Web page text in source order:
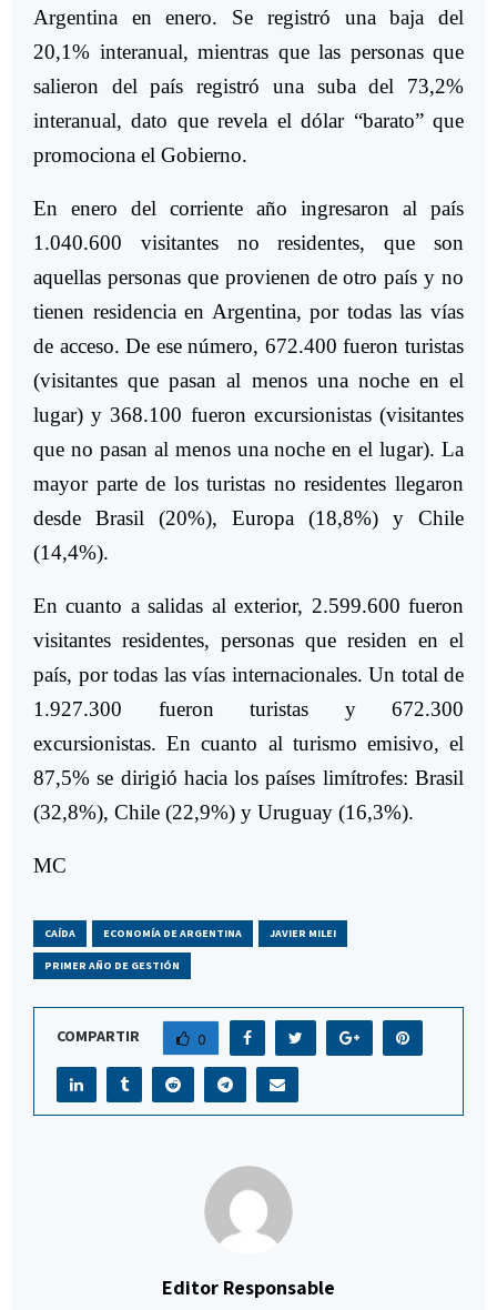
Argentina en enero. Se registró una baja del
20,1% interanual, mientras que las personas que
salieron del país registró una suba del 73,2%
interanual, dato que revela el dólar “barato” que
promociona el Gobierno.
En enero del corriente año ingresaron al país
1.040.600 visitantes no residentes, que son
aquellas personas que provienen de otro país y no
tienen residencia en Argentina, por todas las vías
de acceso. De ese número, 672.400 fueron turistas
(visitantes que pasan al menos una noche en el
lugar) y 368.100 fueron excursionistas (visitantes
que no pasan al menos una noche en el lugar). La
mayor parte de los turistas no residentes llegaron
desde Brasil (20%), Europa (18,8%) y Chile
(14,4%).
En cuanto a salidas al exterior, 2.599.600 fueron
visitantes residentes, personas que residen en el
país, por todas las vías internacionales. Un total de
1.927.300 fueron turistas y 672.300
excursionistas. En cuanto al turismo emisivo, el
87,5% se dirigió hacia los países limítrofes: Brasil
(32,8%), Chile (22,9%) y Uruguay (16,3%).
MC
CAÍDA ECONOMÍA DE ARGENTINA JAVIER MILEI
PRIMER AÑO DE GESTIÓN
COMPARTIR 0
Editor Responsable